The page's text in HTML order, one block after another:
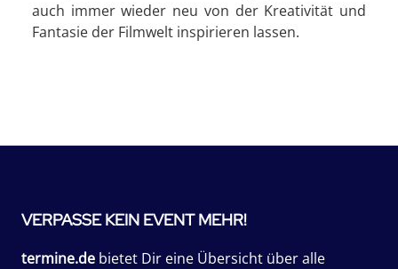
auch immer wieder neu von der Kreativität und
Fantasie der Filmwelt inspirieren lassen.
VERPASSE KEIN EVENT MEHR!
termine.de bietet Dir eine Übersicht über alle